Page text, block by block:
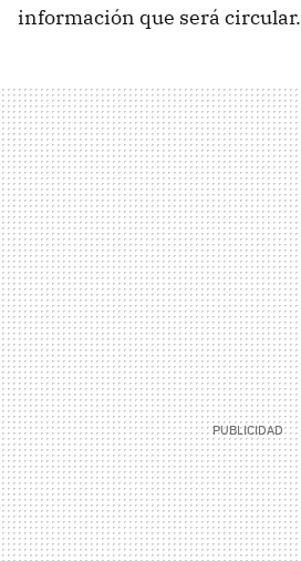
información que será circular.